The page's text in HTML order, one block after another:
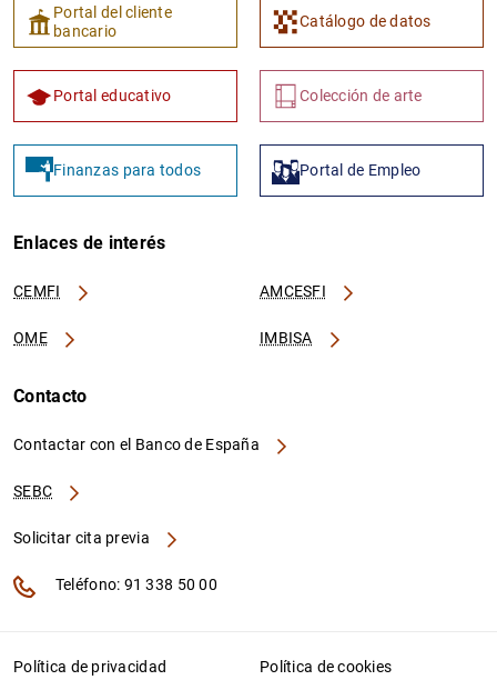
Portal del cliente
bancario
Catálogo de datos
Portal educativo Colección de arte
Finanzas para todos Portal de Empleo
Enlaces de interés
CEMFI AMCESFI
OME IMBISA
Contacto
Contactar con el Banco de España
SEBC
Solicitar cita previa
Teléfono: 91 338 50 00
Política de privacidad Política de cookies